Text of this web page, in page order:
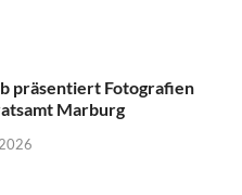
präsentiert Fotografien
Marburg